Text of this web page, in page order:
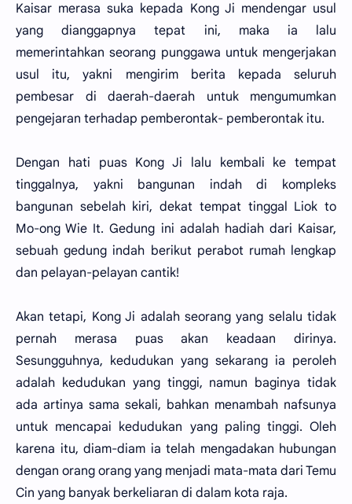
Kaisar merasa suka kepada Kong Ji mendengar usul
yang dianggapnya tepat ini, maka ia lalu
memerintahkan seorang punggawa untuk mengerjakan
usul itu, yakni mengirim berita kepada seluruh
pembesar di daerah-daerah untuk mengumumkan
pengejaran terhadap pemberontak- pemberontak itu.
Dengan hati puas Kong Ji lalu kembali ke tempat
tinggalnya, yakni bangunan indah di kompleks
bangunan sebelah kiri, dekat tempat tinggal Liok to
Mo-ong Wie It. Gedung ini adalah hadiah dari Kaisar,
sebuah gedung indah berikut perabot rumah lengkap
dan pelayan-pelayan cantik!
Akan tetapi, Kong Ji adalah seorang yang selalu tidak
pernah merasa puas akan keadaan dirinya.
Sesungguhnya, kedudukan yang sekarang ia peroleh
adalah kedudukan yang tinggi, namun baginya tidak
ada artinya sama sekali, bahkan menambah nafsunya
untuk mencapai kedudukan yang paling tinggi. Oleh
karena itu, diam-diam ia telah mengadakan hubungan
dengan orang orang yang menjadi mata-mata dari Temu
Cin yang banyak berkeliaran di dalam kota raja.